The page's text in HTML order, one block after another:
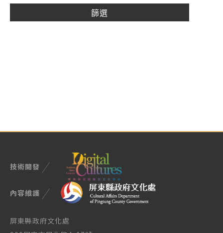
技術開發
內容維護
屏東縣政府文化處